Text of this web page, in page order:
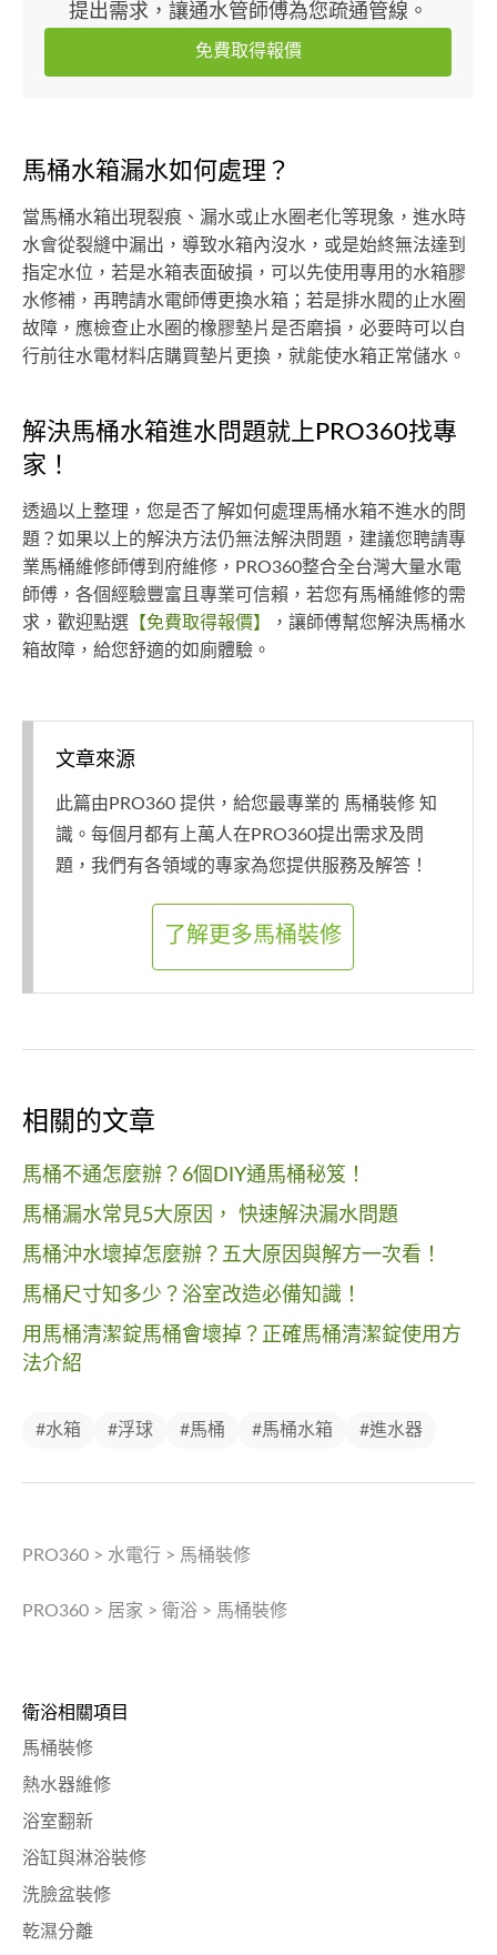
提出需求，讓通水管師傅為您疏通管線。
免費取得報價
馬桶水箱漏水如何處理？
當馬桶水箱出現裂痕、漏水或止水圈老化等現象，進水時
水會從裂縫中漏出，導致水箱內沒水，或是始終無法達到
指定水位，若是水箱表面破損，可以先使用專用的水箱膠
水修補，再聘請水電師傅更換水箱；若是排水閥的止水圈
故障，應檢查止水圈的橡膠墊片是否磨損，必要時可以自
行前往水電材料店購買墊片更換，就能使水箱正常儲水。
解決馬桶水箱進水問題就上PRO360找專
家！
透過以上整理，您是否了解如何處理馬桶水箱不進水的問
題？如果以上的解決方法仍無法解決問題，建議您聘請專
業馬桶維修師傅到府維修，PRO360整合全台灣大量水電
師傅，各個經驗豐富且專業可信賴，若您有馬桶維修的需
求，歡迎點選 【免費取得報價】
，讓師傅幫您解決馬桶水
箱故障，給您舒適的如廁體驗。
文章來源
此篇由PRO360 提供，給您最專業的 馬桶裝修 知
識。每個月都有上萬人在PRO360提出需求及問
題，我們有各領域的專家為您提供服務及解答！
了解更多馬桶裝修
相關的文章
馬桶不通怎麼辦？6個DIY通馬桶秘笈！
馬桶漏水常見5大原因， 快速解決漏水問題
馬桶沖水壞掉怎麼辦？五大原因與解方一次看！
馬桶尺寸知多少？浴室改造必備知識！
用馬桶清潔錠馬桶會壞掉？正確馬桶清潔錠使用方
法介紹
#水箱 #浮球 #馬桶 #馬桶水箱 #進水器
PRO360 > 水電行 > 馬桶裝修
PRO360 > 居家 > 衛浴 > 馬桶裝修
衛浴相關項目
馬桶裝修
熱水器維修
浴室翻新
浴缸與淋浴裝修
洗臉盆裝修
乾濕分離